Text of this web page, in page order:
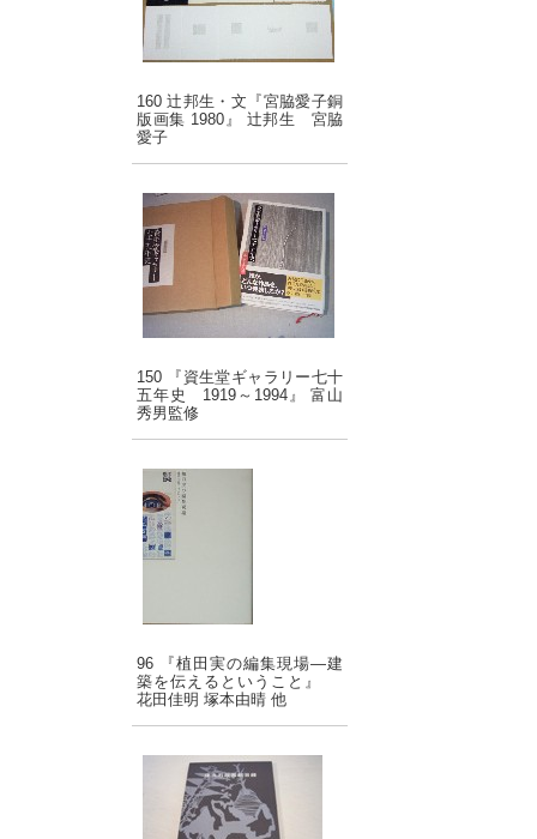
160 辻邦生・文『宮脇愛子銅
版画集 1980』 辻邦生 宮脇
愛子
150 『資生堂ギャラリー七十
五年史 1919～1994』 富山
秀男監修
96 『植田実の編集現場―建
築を伝えるということ』
花田佳明 塚本由晴 他